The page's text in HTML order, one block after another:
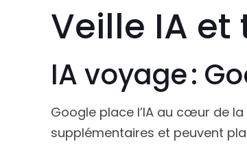
Veille IA
IA voyage :
Google place l’IA au cœur de la
supplémentaires et peuvent